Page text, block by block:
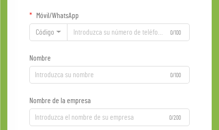
Móvil/WhatsApp
Código 0/100
Nombre
0/100
Nombre de la empresa
0/200